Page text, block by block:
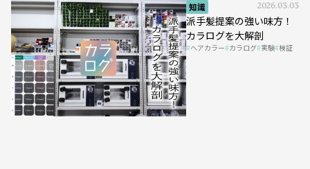
知識 2026.03.03
派手髪提案の強い味方！
カラログを大解剖
ヘアカラー カラログ 実験 検証